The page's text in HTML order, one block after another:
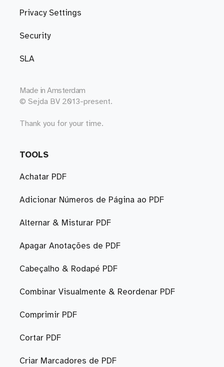
Privacy Settings
Security
SLA
Made in Amsterdam
© Sejda BV 2013-present.
Thank you for your time.
TOOLS
Achatar PDF
Adicionar Números de Página ao PDF
Alternar & Misturar PDF
Apagar Anotações de PDF
Cabeçalho & Rodapé PDF
Combinar Visualmente & Reordenar PDF
Comprimir PDF
Cortar PDF
Criar Marcadores de PDF